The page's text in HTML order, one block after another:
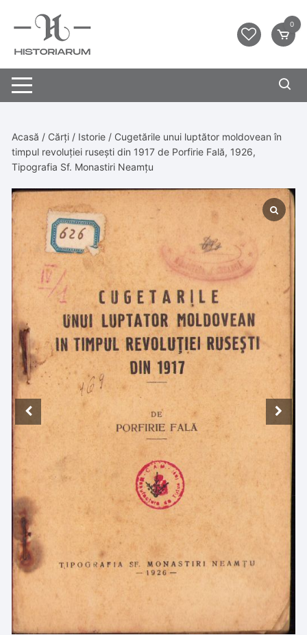
0
Acasă / Cărți / Istorie / Cugetările unui luptător moldovean în
timpul revoluției rusești din 1917 de Porfirie Fală, 1926,
Tipografia Sf. Monastiri Neamțu